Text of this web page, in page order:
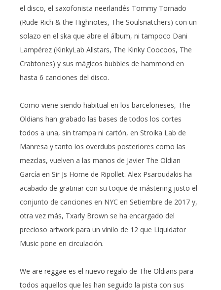
el disco, el saxofonista neerlandés Tommy Tornado
(Rude Rich & the Highnotes, The Soulsnatchers) con un
solazo en el ska que abre el álbum, ni tampoco Dani
Lampérez (KinkyLab Allstars, The Kinky Coocoos, The
Crabtones) y sus mágicos bubbles de hammond en
hasta 6 canciones del disco.
Como viene siendo habitual en los barceloneses, The
Oldians han grabado las bases de todos los cortes
todos a una, sin trampa ni cartón, en Stroika Lab de
Manresa y tanto los overdubs posteriores como las
mezclas, vuelven a las manos de Javier The Oldian
García en Sir Js Home de Ripollet. Alex Psaroudakis ha
acabado de gratinar con su toque de mástering justo el
conjunto de canciones en NYC en Setiembre de 2017 y,
otra vez más, Txarly Brown se ha encargado del
precioso artwork para un vinilo de 12 que Liquidator
Music pone en circulación.
We are reggae es el nuevo regalo de The Oldians para
todos aquellos que les han seguido la pista con sus